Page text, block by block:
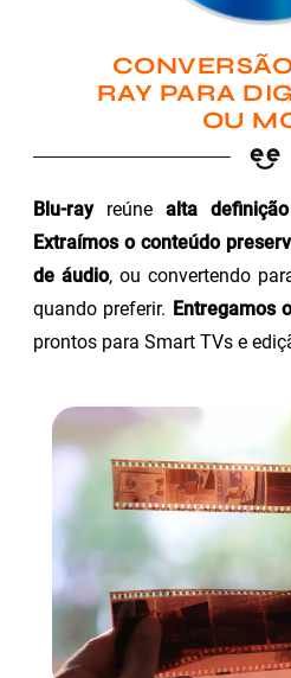
RAY PARA
OU
Blu-rayreúne alta definição
Extraímos o conteúdo
de áudio, ou convertendo
quando preferir. Entregamos
prontos para Smart TVs e